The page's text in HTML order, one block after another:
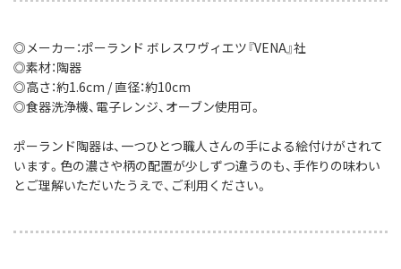
◎メーカー：ポーランド ボレスワヴィエツ『VENA』社
◎素材：陶器
◎高さ：約1.6cm / 直径：約10cm
◎食器洗浄機、電子レンジ、オーブン使用可。
ポーランド陶器は、一つひとつ職人さんの手による絵付けがされて
います。色の濃さや柄の配置が少しずつ違うのも、手作りの味わい
とご理解いただいたうえで、ご利用ください。